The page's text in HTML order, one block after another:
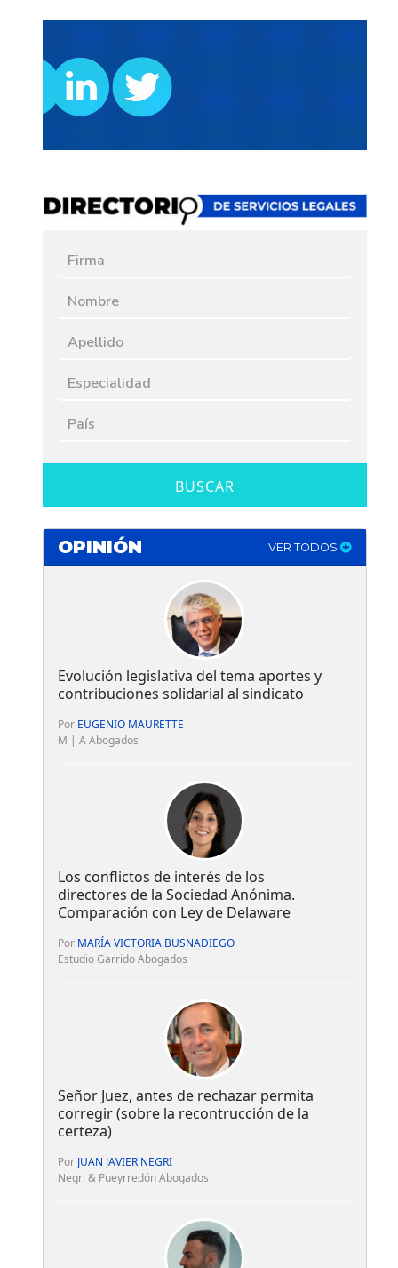
BUSCAR
OPINIÓN VER TODOS
Evolución legislativa del tema aportes y
contribuciones solidarial al sindicato
Por EUGENIO MAURETTE
M | A Abogados
Los conflictos de interés de los
directores de la Sociedad Anónima.
Comparación con Ley de Delaware
Por MARÍA VICTORIA BUSNADIEGO
Estudio Garrido Abogados
Señor Juez, antes de rechazar permita
corregir (sobre la recontrucción de la
certeza)
Por JUAN JAVIER NEGRI
Negri & Pueyrredón Abogados